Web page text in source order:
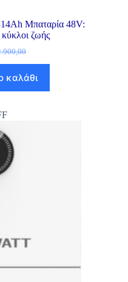
Μπαταρία 48V:
ζωής
καλάθι